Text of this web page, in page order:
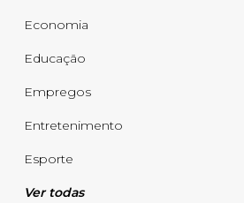
Economia
Educação
Empregos
Entretenimento
Esporte
Ver todas